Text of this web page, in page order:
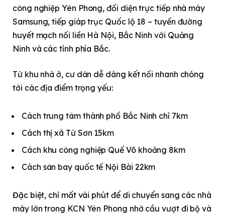
công nghiệp Yên Phong, đối diện trực tiếp nhà máy
Samsung, tiếp giáp trục Quốc lộ 18 – tuyến đường
huyết mạch nối liền Hà Nội, Bắc Ninh với Quảng
Ninh và các tỉnh phía Bắc.
Từ khu nhà ở, cư dân dễ dàng kết nối nhanh chóng
tới các địa điểm trọng yếu:
Cách trung tâm thành phố Bắc Ninh chỉ 7km
Cách thị xã Từ Sơn 15km
Cách khu công nghiệp Quế Võ khoảng 8km
Cách sân bay quốc tế Nội Bài 22km
Đặc biệt, chỉ mất vài phút để di chuyển sang các nhà
máy lớn trong KCN Yên Phong nhờ cầu vượt đi bộ và